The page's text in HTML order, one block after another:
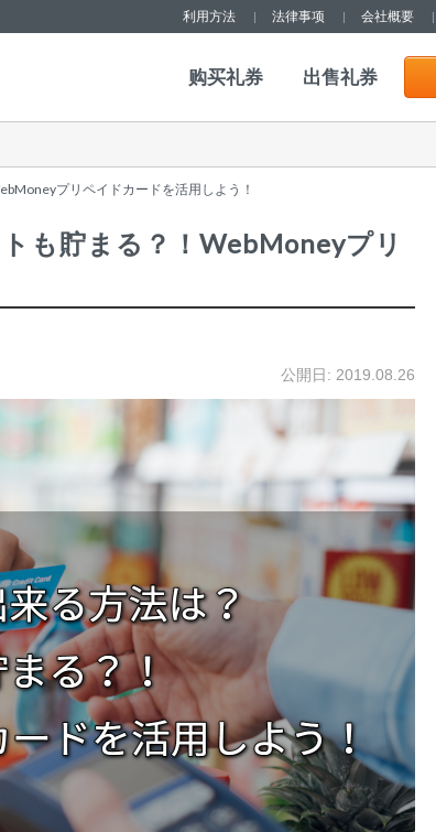
利用方法 法律事项 会社概要
购买礼券 出售礼券
プリペイドカードを活用しよう！
も貯まる？！WebMoneyプリ
公開日: 2019.08.26